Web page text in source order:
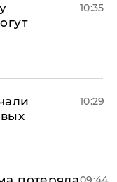
10:35
10:29